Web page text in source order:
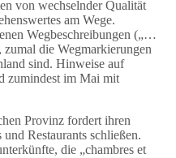
von wechselnder Qualität
am Wege.
Wegbeschreibungen („…
zumal die Wegmarkierungen
sind. Hinweise auf
zumindest im Mai mit
Provinz fordert ihren
Restaurants schließen.
die „chambres et